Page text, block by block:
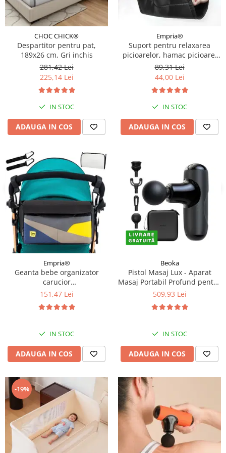
CHOC CHICK®
Despartitor pentru pat,
189x26 cm, Gri inchis
281,42 Lei
225,14 Lei
IN STOC
ADAUGA IN COS
Empria®
Suport pentru relaxarea
picioarelor, hamac picioare,
20.5 x 45 cm, Empria, Negru
89,31 Lei
44,00 Lei
IN STOC
ADAUGA IN COS
Empria®
Geanta bebe organizator
carucior
bebelusi, 36x21x11 cm
151,47 Lei
IN STOC
ADAUGA IN COS
Beoka
Pistol Masaj Lux - Aparat
Masaj Portabil Profund pentru
Relaxare si Recuperare |
Barbati si Femei
509,93 Lei
IN STOC
ADAUGA IN COS
-19%